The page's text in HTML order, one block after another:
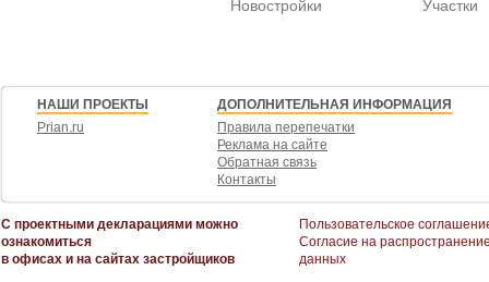
Новостройки
Участки
НАШИ ПРОЕКТЫ
Prian.ru
ДОПОЛНИТЕЛЬНАЯ ИНФОРМАЦИЯ
Правила перепечатки
Реклама на сайте
Обратная связь
Контакты
С проектными декларациями можно
ознакомиться
в офисах и на сайтах застройщиков
Пользовательское
Согласие на
данных